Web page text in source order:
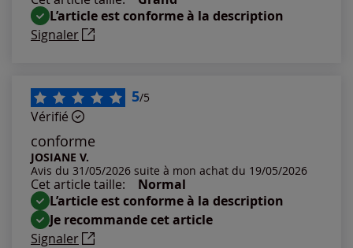
Notes les plus basses
L’article est conforme à la description
Signaler
5/5
Vérifié
conforme
JOSIANE V.
Avis du 31/05/2026 suite à mon achat du 19/05/2026
Cet article taille:
Normal
L’article est conforme à la description
Je recommande cet article
Signaler